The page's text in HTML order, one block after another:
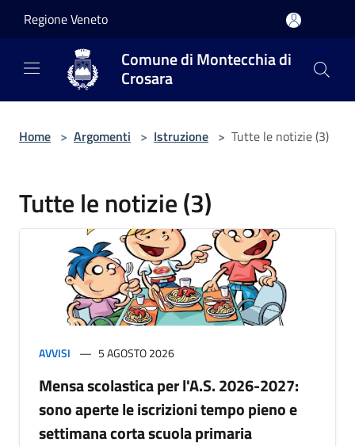
Regione Veneto
Comune di Montecchia di
Crosara
Home > Argomenti > Istruzione > Tutte le notizie (3)
Tutte le notizie (3)
AVVISI 5 AGOSTO 2026
Mensa scolastica per l'A.S. 2026-2027:
sono aperte le iscrizioni tempo pieno e
settimana corta scuola primaria